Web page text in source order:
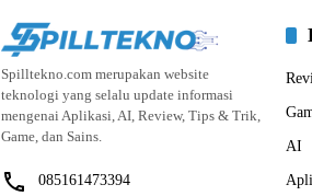
Spilltekno.com merupakan website
teknologi yang selalu update informasi
mengenai Aplikasi, AI, Review, Tips & Trik,
Game, dan Sains.
085161473394
AI